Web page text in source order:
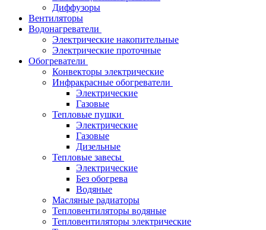
Диффузоры
Вентиляторы
Водонагреватели
Электрические накопительные
Электрические проточные
Обогреватели
Конвекторы электрические
Инфракрасные обогреватели
Электрические
Газовые
Тепловые пушки
Электрические
Газовые
Дизельные
Тепловые завесы
Электрические
Без обогрева
Водяные
Масляные радиаторы
Тепловентиляторы водяные
Тепловентиляторы электрические